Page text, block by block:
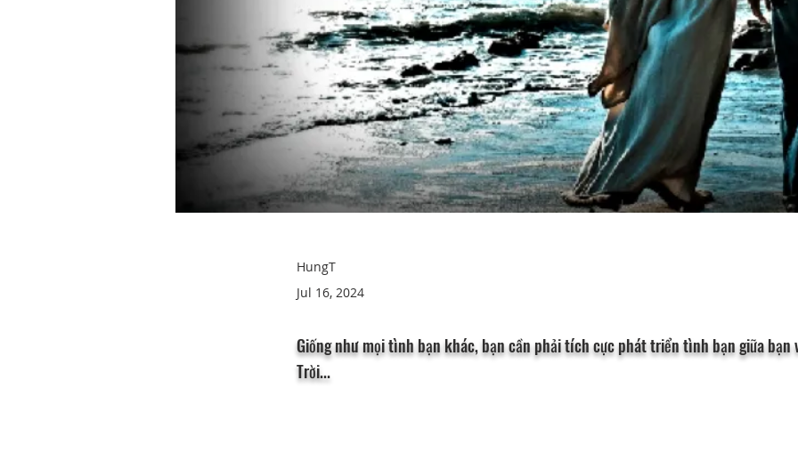
HungT
Jul 16, 2024
Giống như mọi tình bạn khác, bạn cần phải tích cực phát triển tình bạn giữa bạn
Trời...